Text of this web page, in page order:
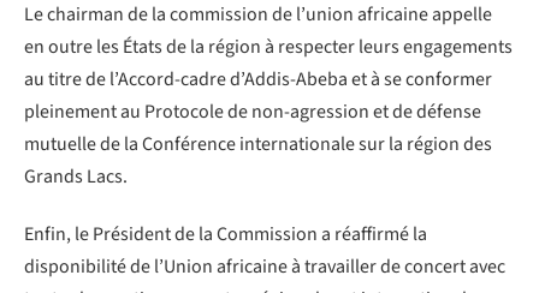
Le chairman de la commission de l’union africaine appelle
en outre les États de la région à respecter leurs engagements
au titre de l’Accord-cadre d’Addis-Abeba et à se conformer
pleinement au Protocole de non-agression et de défense
mutuelle de la Conférence internationale sur la région des
Grands Lacs.
Enfin, le Président de la Commission a réaffirmé la
disponibilité de l’Union africaine à travailler de concert avec